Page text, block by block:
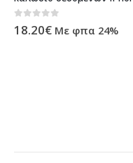
0 out of 5
18.20€ Με φπα 24%